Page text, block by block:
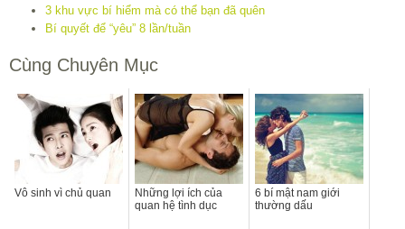
3 khu vực bí hiểm mà có thể bạn đã quên
Bí quyết để “yêu” 8 lần/tuần
Cùng Chuyên Mục
Vô sinh vì chủ quan
Những lợi ích của
quan hệ tình dục
6 bí mật nam giới
thường dấu